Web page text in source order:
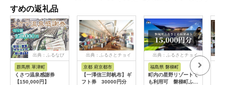
すめの返礼品
出典：ふるなび
群馬県 草津町
くさつ温泉感謝券
【150,000円】
出典：ふるさとチョイ
ス
京都 府京都市
【一澤信三郎帆布】ギ
フト券 30000円分
出典：ふるさとチョイ
福島県 磐梯町
町内の星野リゾートで
も利用可 磐梯町ふる